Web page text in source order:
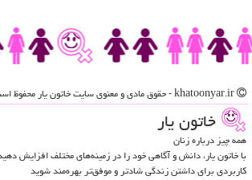
خاتون یار
همه چیز درباره زنان
با خاتون یار، دانش و آگاهی خود را در زمینه‌های مختلف افزایش
کاربردی برای داشتن زندگی شادتر و موفق‌تر بهره‌مند شوید